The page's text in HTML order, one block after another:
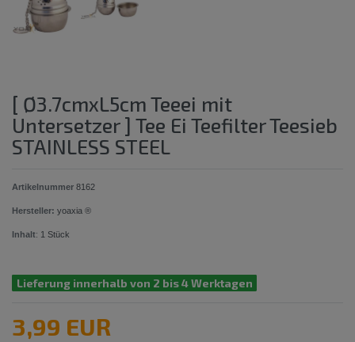
[ Ø3.7cmxL5cm Teeei mit
Untersetzer ] Tee Ei Teefilter Teesieb
STAINLESS STEEL
Artikelnummer 8162
Hersteller: yoaxia ®
Inhalt: 1 Stück
Lieferung innerhalb von 2 bis 4 Werktagen
3,99 EUR